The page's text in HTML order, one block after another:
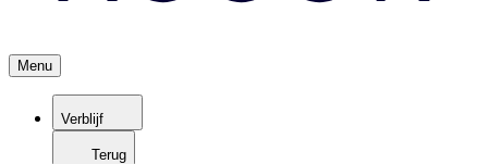
Menu
Verblijf
Terug